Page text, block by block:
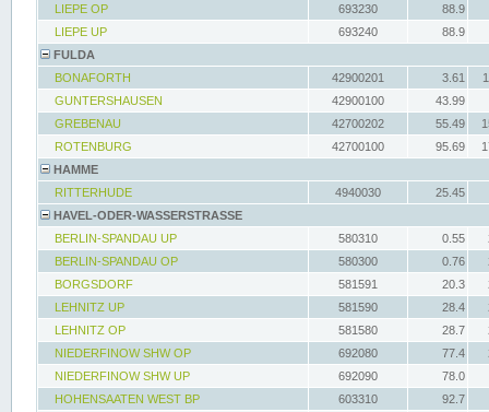
LIEPE OP
693230
88.9
LIEPE UP
693240
88.9
FULDA
BONAFORTH
42900201 3.61
GUNTERSHAUSEN
42900100
43.99
GREBENAU
42700202 55.49
ROTENBURG
42700100 95.69
HAMME
RITTERHUDE
4940030
25.45
HAVEL-ODER-WASSERSTRASSE
BERLIN-SPANDAU UP
580310 0.55
BERLIN-SPANDAU OP
580300 0.76
BORGSDORF
581591 20.3
LEHNITZ UP
581590 28.4
LEHNITZ OP
581580 28.7
NIEDERFINOW SHW OP
692080 77.4
NIEDERFINOW SHW UP
692090
78.0
HOHENSAATEN WEST BP
603310
92.7